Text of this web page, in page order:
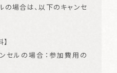
の場合は、以下のキャンセ
セルの場合：参加費用の